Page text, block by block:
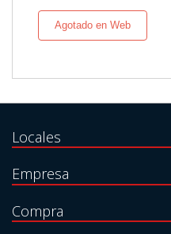
Agotado en Web
Locales
Empresa
Compra